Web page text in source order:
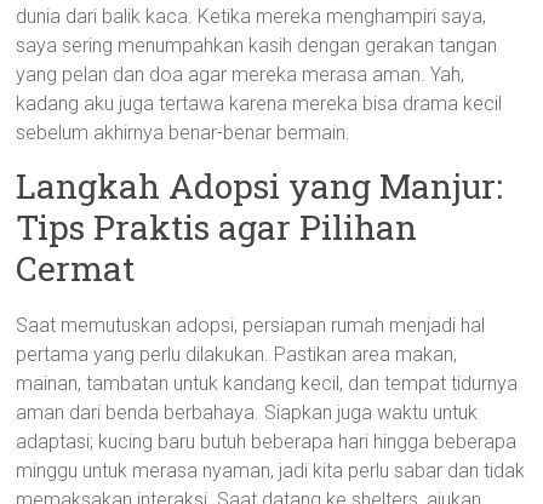
dunia dari balik kaca. Ketika mereka menghampiri saya,
saya sering menumpahkan kasih dengan gerakan tangan
yang pelan dan doa agar mereka merasa aman. Yah,
kadang aku juga tertawa karena mereka bisa drama kecil
sebelum akhirnya benar-benar bermain.
Langkah Adopsi yang Manjur:
Tips Praktis agar Pilihan
Cermat
Saat memutuskan adopsi, persiapan rumah menjadi hal
pertama yang perlu dilakukan. Pastikan area makan,
mainan, tambatan untuk kandang kecil, dan tempat tidurnya
aman dari benda berbahaya. Siapkan juga waktu untuk
adaptasi; kucing baru butuh beberapa hari hingga beberapa
minggu untuk merasa nyaman, jadi kita perlu sabar dan tidak